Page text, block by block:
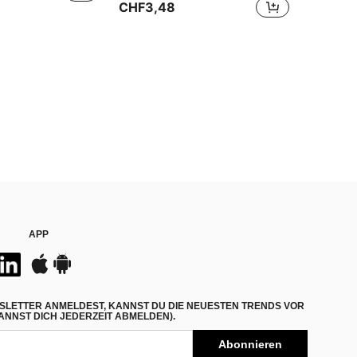
#2 Bestseller in Mehrfarbig Ausstellung und Aufbewahrung von Sam
CHF3,48
APP
ANMELDEST, KANNST DU DIE NEUESTEN TRENDS VOR
DICH JEDERZEIT ABMELDEN).
Abonnieren